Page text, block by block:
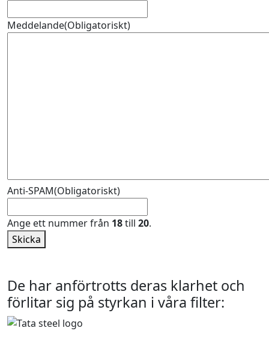
Meddelande(Obligatoriskt)
Anti-SPAM(Obligatoriskt)
Ange ett nummer från 18till 20.
Skicka
De har anförtrotts deras klarhet och
förlitar sig på styrkan i våra filter: